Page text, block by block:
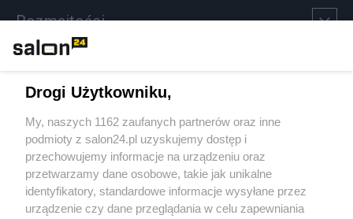
Rozmaitości
Sport
Społeczeństwo
Kultura
Drogi Użytkowniku,
My, naszych 1162 zaufanych partnerów oraz inne
podmioty z salon24.pl uzyskujemy dostęp i
przechowujemy informacje na urządzeniu oraz
przetwarzamy dane osobowe, takie jak unikalne
identyfikatory, standardowe informacje wysyłane przez
urządzenie czy dane przeglądania w celu zapewniania